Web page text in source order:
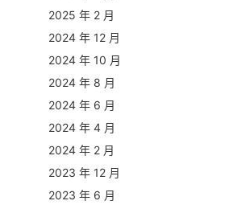
2025 年 2 月
2024 年 12 月
2024 年 10 月
2024 年 8 月
2024 年 6 月
2024 年 4 月
2024 年 2 月
2023 年 12 月
2023 年 6 月